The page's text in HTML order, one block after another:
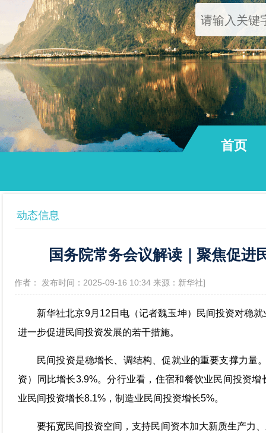
首页
政府信息公开年报
动态信息
国务院常务会议解读｜聚焦促进
[作者： 发布时间：2025-09-16 10:34 来源：新华社]
新华社北京9月12日电（记者魏玉坤）民间投资对稳
进一步促进民间投资发展的若干措施。
民间投资是稳增长、调结构、促就业的重要支撑力量
资）同比增长3.9%。分行业看，住宿和餐饮业民间投资
业民间投资增长8.1%，制造业民间投资增长5%。
要拓宽民间投资空间，支持民间资本加大新质生产力